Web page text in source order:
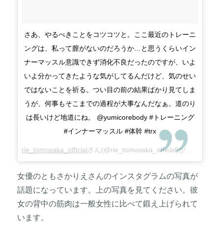
さあ、やるべきことをコツコツと。ここ最近のトレーニ
ングは、私って膣がないのだろうか…と思うくらいイン
ナーマッスル意識できず消化不良だったのですが、いよ
いよ分かってきたような気がしてるんだけど、気のせい
ではないことを祈る。つい目の前の結果ばかり見てしま
うが、何事もそこまでの過程が大事なんだなぁ。道のり
は長いけど地道にね。 @yumicorebody #トレーニング
#インナーマッスル #体幹 #trx
rie_tomosaka_officialさん(@rie_tomosaka_official)がシェアした投稿 –
女優のともさかりえさんのインスタグラムの写真が
話題になっています。上の写真を見てください。彼
女の背中の筋肉は一般女性に比べて鍛え上げられて
います。